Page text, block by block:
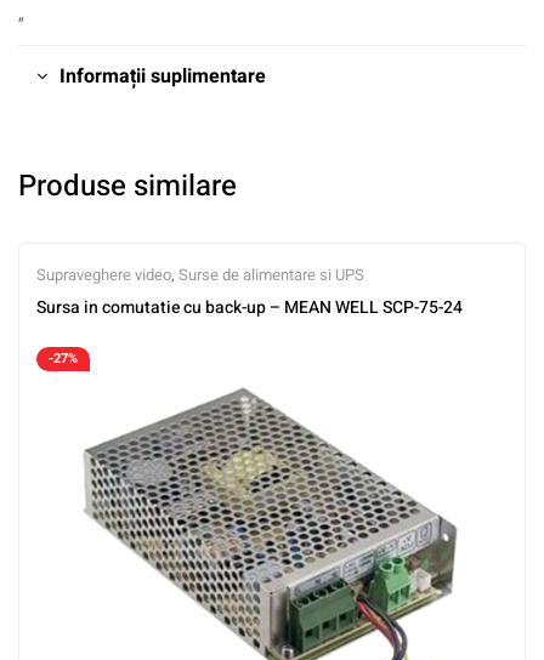
„
Informații suplimentare
Produse similare
Supraveghere video, Surse de alimentare si UPS
Sursa in comutatie cu back-up – MEAN WELL SCP-75-24
-27%